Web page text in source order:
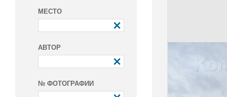
МЕСТО
АВТОР
№ ФОТОГРАФИИ